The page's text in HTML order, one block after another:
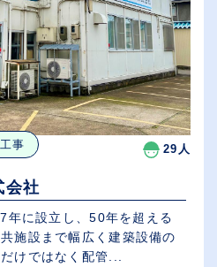
事 29人
社
年に設立し、50年を超える
施設まで幅広く建築設備の
けではなく配管...